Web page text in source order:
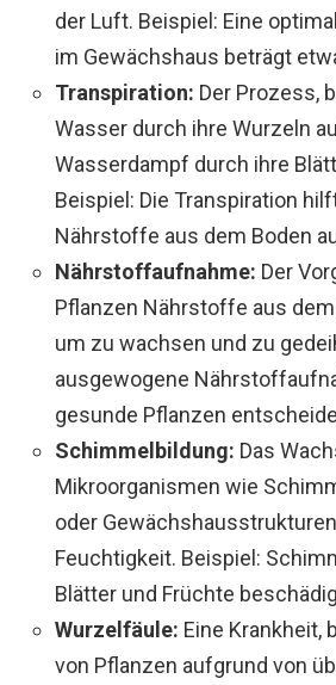
der Luft. Beispiel: Eine
im Gewächshaus beträgt
Transpiration: Der Prozess,
Wasser durch ihre Wurzeln
Wasserdampf durch ihre
Beispiel: Die Transpiration
Nährstoffe aus dem Boden
Nährstoffaufnahme: Der
Pflanzen Nährstoffe aus
um zu wachsen und zu
ausgewogene
gesunde Pflanzen
Schimmelbildung: Das
Mikroorganismen wie
oder
Feuchtigkeit. Beispiel:
Blätter und Früchte
Wurzelfäule: Eine Krankheit,
von Pflanzen aufgrund von